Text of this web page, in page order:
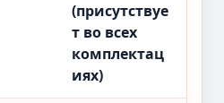
(присутствуе
т во всех
комплектац
иях)